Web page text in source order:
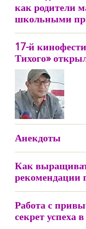
как родители
школьными
17-й
Тихого»
Анекдоты
Как
рекомендации
Работа с
секрет успеха